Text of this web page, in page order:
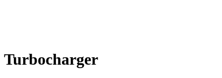
Turbocharger